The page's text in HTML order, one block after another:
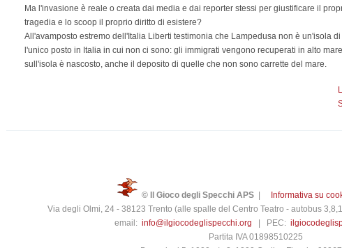
Ma l'invasione è reale o creata dai media e dai reporter stessi per giustificare il
tragedia e lo scoop il proprio diritto di esistere?
All'avamposto estremo dell'Italia Liberti testimonia che Lampedusa non è un'isola
l'unico posto in Italia in cui non ci sono: gli immigrati vengono recuperati in alto
sull'isola è nascosto, anche il deposito di quelle che non sono carrette del mare.
© Il Gioco degli Specchi APS|
Informativa su
Via degli Olmi, 24 - 38123 Trento (alle spalle del Centro Teatro - autobus
email: info@ilgiocodeglispecchi.org | PEC:
Partita IVA 01898510225